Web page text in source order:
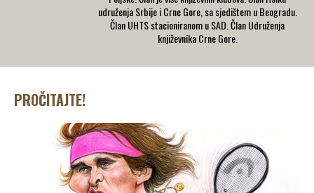
udruženja Srbije i Crne Gore, sa sjedištem u Beogradu.
Član UHTS stacioniranom u SAD. Član Udruženja
književnika Crne Gore.
PROČITAJTE!